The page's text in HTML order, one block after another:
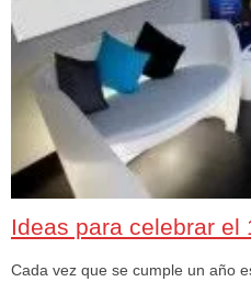
Ideas para celebrar el
Cada vez que se cumple un año